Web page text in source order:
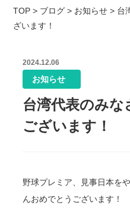
TOP > ブログ > お知らせ > 台
ざいます！
2024.12.06
お知らせ
台湾代表のみな
ございます！
野球プレミア、見事日本を
んおめでとうございます！